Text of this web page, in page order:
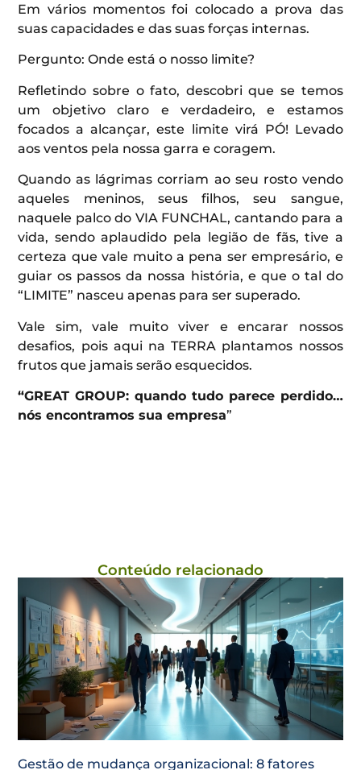
Em vários momentos foi colocado a prova das
suas capacidades e das suas forças internas.
Pergunto: Onde está o nosso limite?
Refletindo sobre o fato, descobri que se temos
um objetivo claro e verdadeiro, e estamos
focados a alcançar, este limite virá PÓ! Levado
aos ventos pela nossa garra e coragem.
Quando as lágrimas corriam ao seu rosto vendo
aqueles meninos, seus filhos, seu sangue,
naquele palco do VIA FUNCHAL, cantando para a
vida, sendo aplaudido pela legião de fãs, tive a
certeza que vale muito a pena ser empresário, e
guiar os passos da nossa história, e que o tal do
“LIMITE” nasceu apenas para ser superado.
Vale sim, vale muito viver e encarar nossos
desafios, pois aqui na TERRA plantamos nossos
frutos que jamais serão esquecidos.
“GREAT GROUP: quando tudo parece perdido…
nós encontramos sua empresa”
Conteúdo relacionado
Gestão de mudança organizacional: 8 fatores